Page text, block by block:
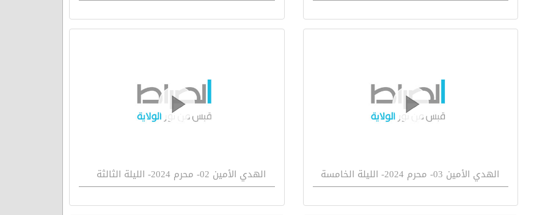
الهدي الأمين 03- محرم 2024- الليلة الخامسة الهدي الأمين 02- محرم 2024- الليلة الثالثة